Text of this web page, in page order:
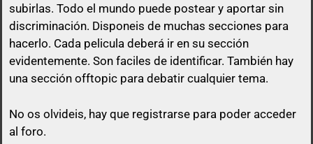
subirlas. Todo el mundo puede postear y aportar sin
discriminación. Disponeis de muchas secciones para
hacerlo. Cada pelicula deberá ir en su sección
evidentemente. Son faciles de identificar. También hay
una sección offtopic para debatir cualquier tema.
No os olvideis, hay que registrarse para poder acceder
al foro.